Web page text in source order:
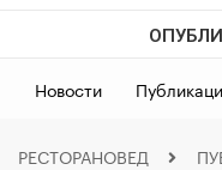
Новости
РЕСТОРАНОВЕД